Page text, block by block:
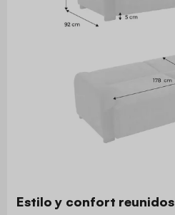
Estilo y confort reunidos